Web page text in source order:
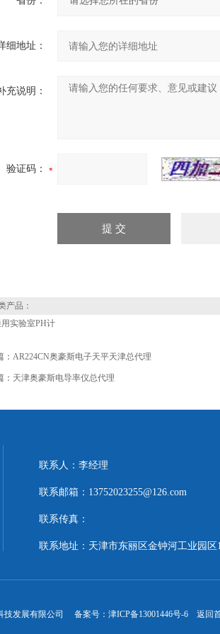
细地址：
充说明：
验证码：
品：
用实验室PH计
： AR224CN奥豪斯电子天平天津总代理
： 天津奥豪斯电导率仪总代理
联系人：李经理
联系邮箱：13752023255@126.com
联系传真：
联系地址：天津市东丽区金钟河工业园区
技发展有限公司 备案号： 津ICP备13001446号-6 返回